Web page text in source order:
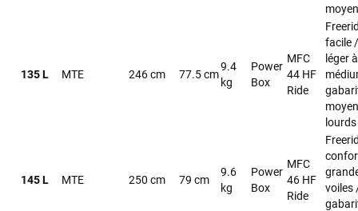
moyen
135 L MTE 246 cm 77.5 cm
9.4
kg
Power
Box
MFC
44 HF
Ride
facile
léger à
lourds
145 L MTE 250 cm 79 cm
9.6
kg
Power
Box
MFC
46 HF
Ride
voiles